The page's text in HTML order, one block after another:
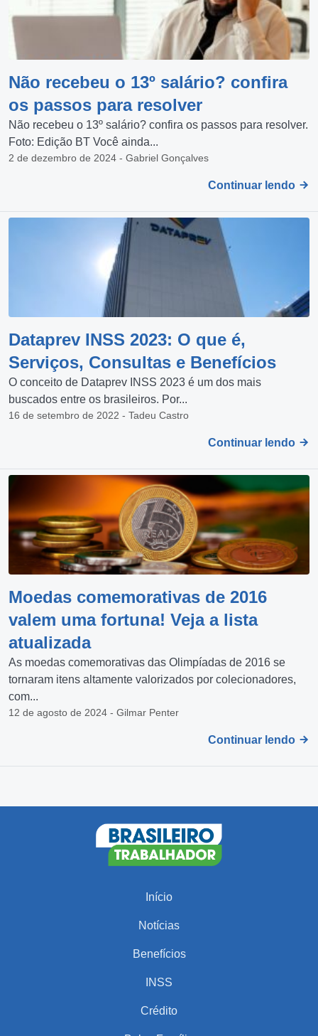
Não recebeu o 13º salário? confira
os passos para resolver
Não recebeu o 13º salário? confira os passos para resolver.
Foto: Edição BT Você ainda...
2 de dezembro de 2024 - Gabriel Gonçalves
Continuar lendo
Dataprev INSS 2023: O que é,
Serviços, Consultas e Benefícios
O conceito de Dataprev INSS 2023 é um dos mais
buscados entre os brasileiros. Por...
16 de setembro de 2022 - Tadeu Castro
Continuar lendo
Moedas comemorativas de 2016
valem uma fortuna! Veja a lista
atualizada
As moedas comemorativas das Olimpíadas de 2016 se
tornaram itens altamente valorizados por colecionadores,
com...
12 de agosto de 2024 - Gilmar Penter
Continuar lendo
Início
Notícias
Benefícios
INSS
Crédito